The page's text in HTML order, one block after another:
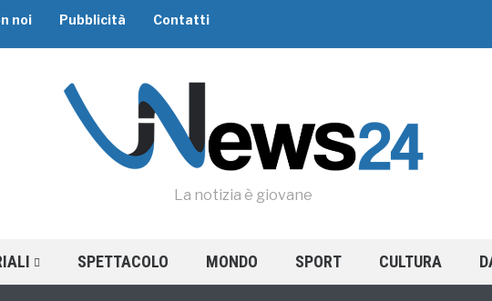
noi Pubblicità Contatti
La notizia è giovane
SPETTACOLO MONDO SPORT CULTURA